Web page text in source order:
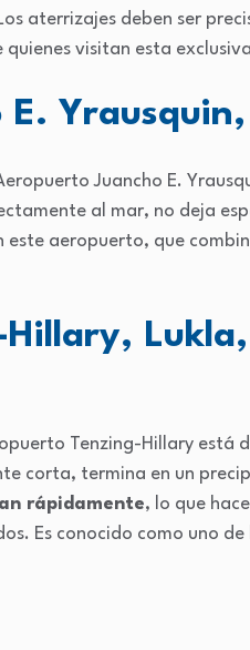
aterrizajes deben ser
visitan esta
Juancho E.
al mar, no deja
aeropuerto, que
Tenzing-Hillary está
corta, termina en un
rápidamente, lo que
Es conocido como uno